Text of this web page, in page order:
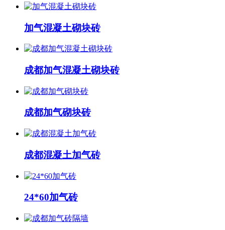
加气混凝土砌块砖
成都加气混凝土砌块砖
成都加气砌块砖
成都混凝土加气砖
24*60加气砖